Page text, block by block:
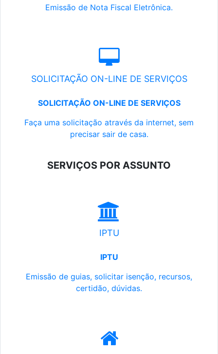
Emissão de Nota Fiscal Eletrônica.
SOLICITAÇÃO ON-LINE DE SERVIÇOS
SOLICITAÇÃO ON-LINE DE SERVIÇOS
Faça uma solicitação através da internet, sem
precisar sair de casa.
SERVIÇOS POR ASSUNTO
IPTU
IPTU
Emissão de guias, solicitar isenção, recursos,
certidão, dúvidas.